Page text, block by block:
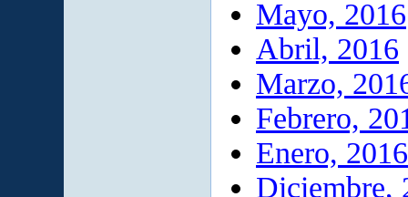
Mayo, 2016
Abril, 2016
Marzo,
Febrero,
Enero, 2016
Diciembre,